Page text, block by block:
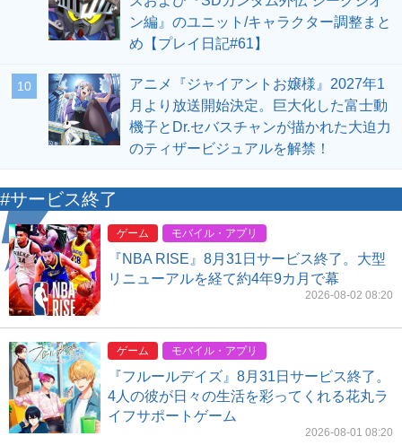
ン編』のユニット/キャラクター調整まと
め【プレイ日記#61】
10
アニメ『ジャイアントお嬢様』2027年1
月より放送開始決定。巨大化した富士動
機子とDr.セバスチャンが描かれた大迫力
のティザービジュアルを解禁！
#サービス終了
ゲーム モバイル・アプリ
『NBA RISE』8月31日サービス終了。大型
リニューアルを経て約4年9カ月で幕
2026-08-02 08:20
ゲーム モバイル・アプリ
『フルールデイズ』8月31日サービス終了。
4人の彼が日々の生活を彩ってくれる花丸ラ
イフサポートゲーム
2026-08-01 08:20